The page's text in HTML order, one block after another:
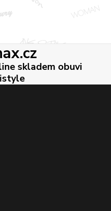
skladem obuvi